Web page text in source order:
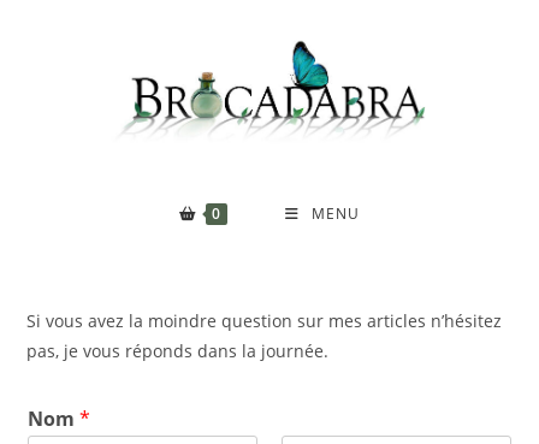
0 MENU
Si vous avez la moindre question sur mes articles n’hésitez
pas, je vous réponds dans la journée.
Nom*